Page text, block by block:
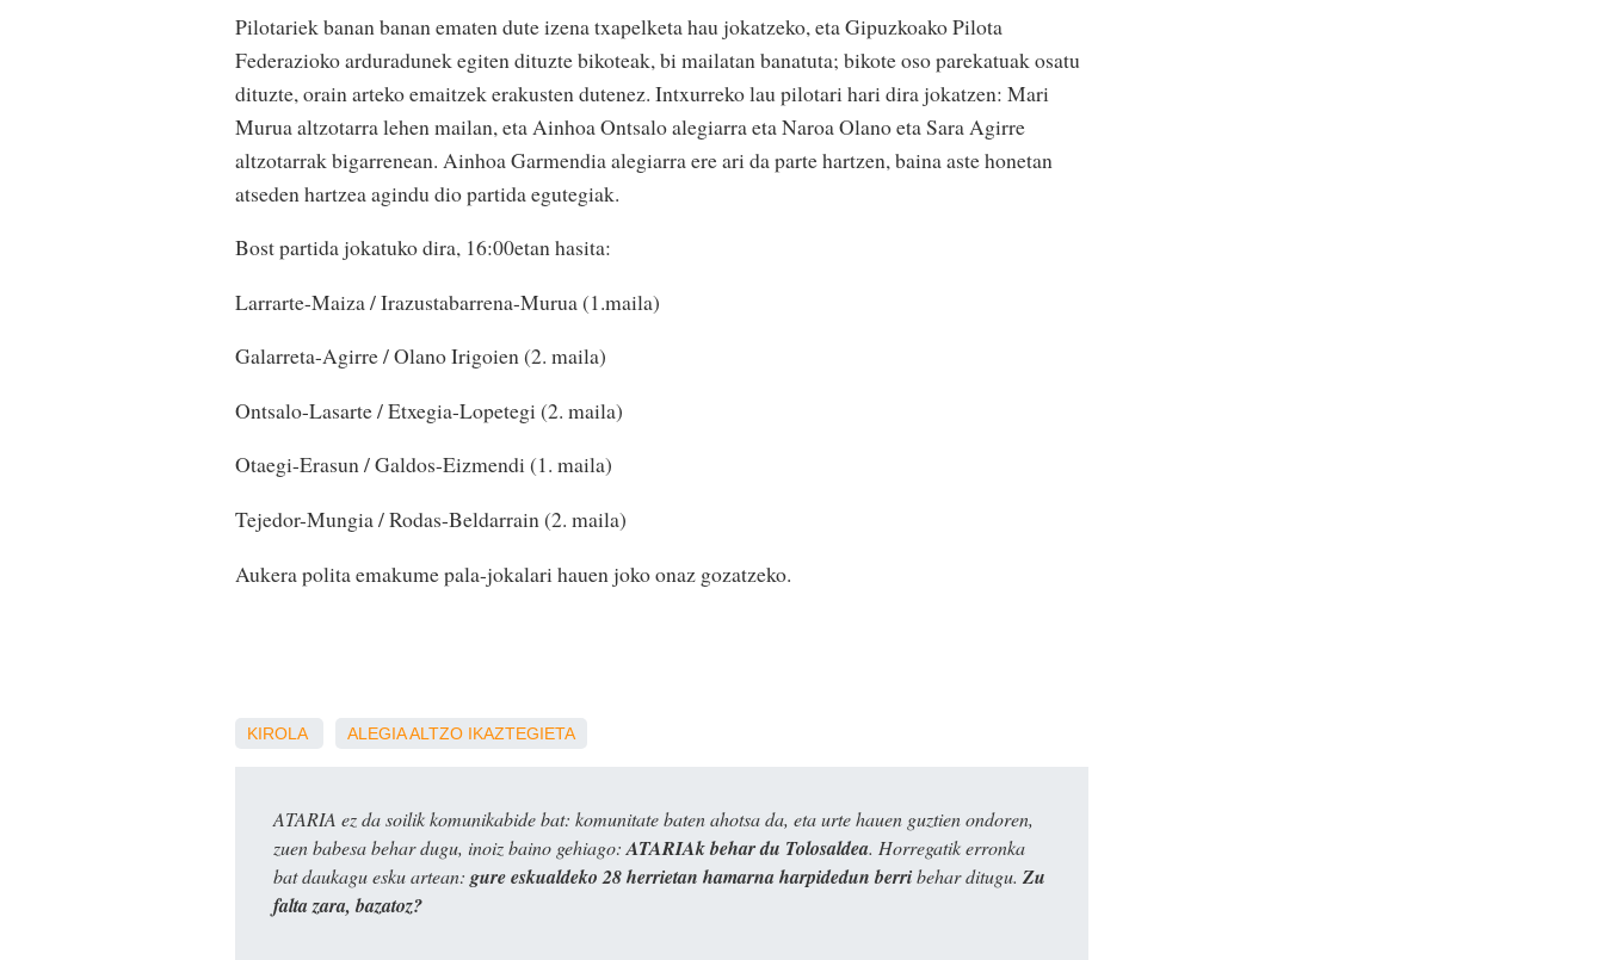
Pilotariek banan banan ematen dute izena txapelketa hau jokatzeko, eta Gipuzkoako Pilota
Federazioko arduradunek egiten dituzte bikoteak, bi mailatan banatuta; bikote oso parekatuak osatu
dituzte, orain arteko emaitzek erakusten dutenez. Intxurreko lau pilotari hari dira jokatzen: Mari
Murua altzotarra lehen mailan, eta Ainhoa Ontsalo alegiarra eta Naroa Olano eta Sara Agirre
altzotarrak bigarrenean. Ainhoa Garmendia alegiarra ere ari da parte hartzen, baina aste honetan
atseden hartzea agindu dio partida egutegiak.
Bost partida jokatuko dira, 16:00etan hasita:
Larrarte-Maiza / Irazustabarrena-Murua (1.maila)
Galarreta-Agirre / Olano Irigoien (2. maila)
Ontsalo-Lasarte / Etxegia-Lopetegi (2. maila)
Otaegi-Erasun / Galdos-Eizmendi (1. maila)
Tejedor-Mungia / Rodas-Beldarrain (2. maila)
Aukera polita emakume pala-jokalari hauen joko onaz gozatzeko.
KIROLA ALEGIAALTZO IKAZTEGIETA
ATARIA ez da soilik komunikabide bat: komunitate baten ahotsa da, eta urte hauen guztien ondoren,
zuen babesa behar dugu, inoiz baino gehiago:ATARIAk behar du Tolosaldea. Horregatik erronka
bat daukagu esku artean: gure eskualdeko 28 herrietan hamarna harpidedun berribehar ditugu. Zu
falta zara, bazatoz?